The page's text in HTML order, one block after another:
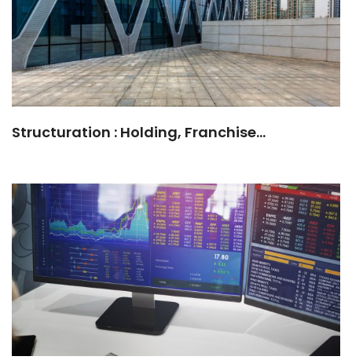
Structuration : Holding, Franchise…